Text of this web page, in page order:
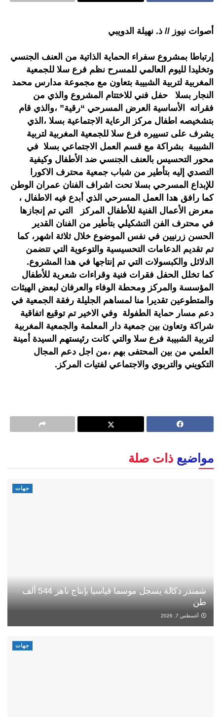
أصوات نيوز // ذ. نهيلة الدويبي
إرتباطا بمشروع سفراء الحماية الذاتية من العنف الجنسي
وتخليدا لليوم العالمي للمسرح نظم فرع سلا للجمعية
المغربية لتربية الشبيبة بتعاون مع مجموعة مدارس محمد
النجار بسلا حفل فني للاختتام المشروع والذي من
فقراته الأساسية العرض المسرحي “رقية” ،والذي قام
بتشخيصه اطفال مركز الرعاية الاجتماعية بسلا ،الذي
يشرف على تسييره فرع سلا للجمعية المغربية لتربية
الشبيبة بشراكة مع قسم العمل الاجتماعي بسلا في
محور التحسيس بالعنف الجنسي ضد الأطفال وكيفية
التصدي إليه بتأطير من شباب جمعية محترف الاكورا
للإبداع المسرحي بسلا تحت اشراف الفنان عمران الوطن
كما رافق هدا العمل المسرحي الذي أبدع فيه الاطفال ،
معرض الأعمال الفنية للأطفال المركز التي تم إنجازها
في محترف الفن التشكيلي بتأطير من الفنان القدير
الحسن زرنيين في نفس الموضوع خلال ثلاثة اشهر، كما
تم تقديم الدعامات التحسيسية والتوعوية التي تتضمن
الدلائل والكبسولات التي تم إنتاجها في هدا المشروع.
كما تخلل الحفل فقرات فنية وقراءات شعرية للأطفال
المؤسسة والمركز ومحطة الوفاء والعرفان لبعض الهيئات
والمتطوعين تقديرا منا لمساهم الجليلة رفقة الجمعية في
دعم مسار حماية الطفولة وفي الاخير تم توقيع اتفاقية
شراكة وتعاون بين جمعية دار المعلمة والجمعية المغربية
لتربية الشبيبة فرع سلا والتي كانت رئيستهم السيدة أمينة
العلمي من بين المحتفى بهم ،من اجل دعم المجال
التكويني والتربوي والاجتماعي لفتيات المركز.
مواضيع ذات صلة
جهات
شمندر دكالة يسجل موسما قياسيا بإنتاج ناهز 544 ألف
طن
أغسطس 7, 2026
جهات